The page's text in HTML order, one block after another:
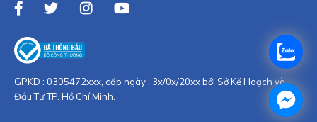
GPKD : 0305472xxx, cấp ngày : 3x/0x/20xx bởi Sở Kế Hoạch và
Đầu Tư TP. Hồ Chí Minh.